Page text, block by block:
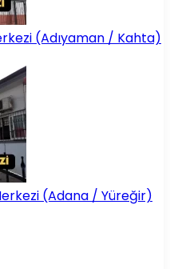
(Adıyaman / Kahta)
(Adana / Yüreğir)